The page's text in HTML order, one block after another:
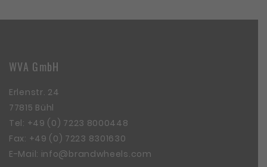
WVA GmbH
Erlenstr. 24
77815 Bühl
Tel: +49 (0) 7223 8000448
Fax: +49 (0) 7223 8301630
E-Mail: info@brandwheels.com